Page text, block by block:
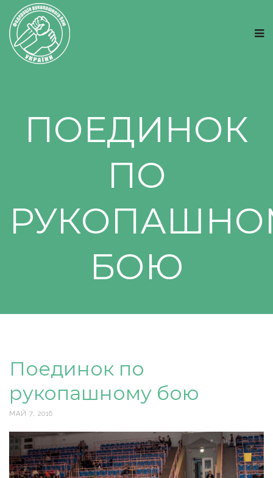
ПОЕДИНОК
ПО
БОЮ
Поединок по
рукопашному бою
МАЙ 7, 2016